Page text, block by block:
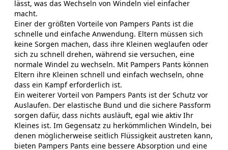
lässt, was das Wechseln von Windeln viel einfacher
macht.
Einer der größten Vorteile von Pampers Pants ist die
schnelle und einfache Anwendung. Eltern müssen sich
keine Sorgen machen, dass ihre Kleinen weglaufen oder
sich zu schnell drehen, während sie versuchen, eine
normale Windel zu wechseln. Mit Pampers Pants können
Eltern ihre Kleinen schnell und einfach wechseln, ohne
dass ein Kampf erforderlich ist.
Ein weiterer Vorteil von Pampers Pants ist der Schutz vor
Auslaufen. Der elastische Bund und die sichere Passform
sorgen dafür, dass nichts ausläuft, egal wie aktiv Ihr
Kleines ist. Im Gegensatz zu herkömmlichen Windeln, bei
denen möglicherweise seitlich Flüssigkeit austreten kann,
bieten Pampers Pants eine bessere Absorption und eine